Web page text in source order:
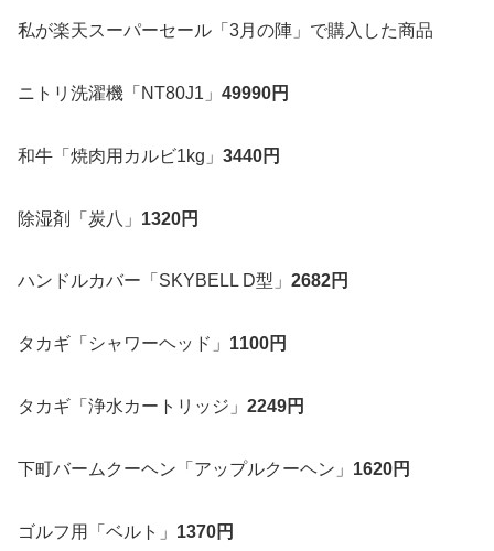
私が楽天スーパーセール「3月の陣」で購入した商品
ニトリ洗濯機「NT80J1」 49990円
和牛「焼肉用カルビ1kg」 3440円
除湿剤「炭八」 1320円
ハンドルカバー「SKYBELL D型」 2682円
タカギ「シャワーヘッド」 1100円
タカギ「浄水カートリッジ」 2249円
下町バームクーヘン「アップルクーヘン」 1620円
ゴルフ用「ベルト」 1370円